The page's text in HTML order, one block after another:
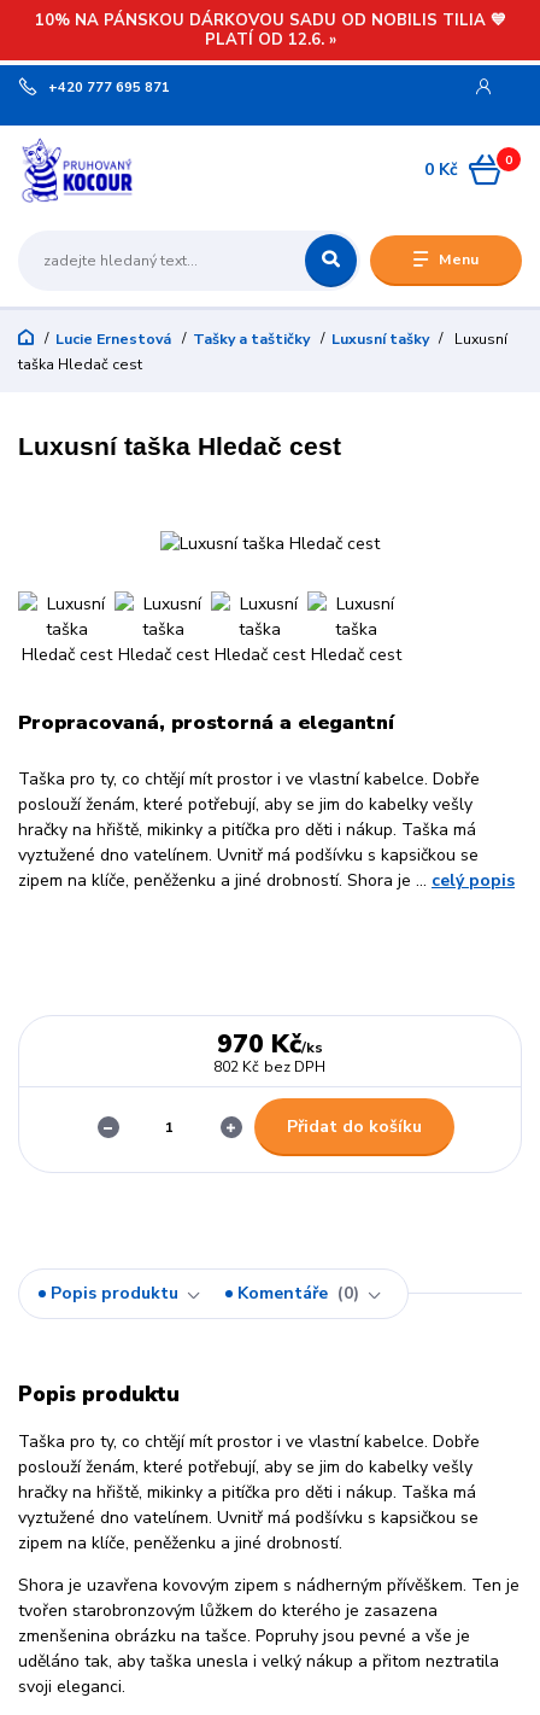
10% NA PÁNSKOU DÁRKOVOU SADU OD NOBILIS TILIA 💙
PLATÍ OD 12.6. »
Menu
+420 777 695 871
0
0 Kč
Lucie Ernestová Tašky a taštičky Luxusní tašky
Luxusní
taška Hledač cest
Luxusní taška Hledač cest
Propracovaná, prostorná a elegantní
Taška pro ty, co chtějí mít prostor i ve vlastní kabelce. Dobře
poslouží ženám, které potřebují, aby se jim do kabelky vešly
hračky na hřiště, mikinky a pitíčka pro děti i nákup. Taška má
vyztužené dno vatelínem. Uvnitř má podšívku s kapsičkou se
zipem na klíče, peněženku a jiné drobností. Shora je ... celý popis
970 Kč/ks
802 Kč bez DPH
Přidat do košíku
Popis produktu Komentáře 0
Popis produktu
Taška pro ty, co chtějí mít prostor i ve vlastní kabelce. Dobře
poslouží ženám, které potřebují, aby se jim do kabelky vešly
hračky na hřiště, mikinky a pitíčka pro děti i nákup. Taška má
vyztužené dno vatelínem. Uvnitř má podšívku s kapsičkou se
zipem na klíče, peněženku a jiné drobností.
Shora je uzavřena kovovým zipem s nádherným přívěškem. Ten je
tvořen starobronzovým lůžkem do kterého je zasazena
zmenšenina obrázku na tašce. Popruhy jsou pevné a vše je
uděláno tak, aby taška unesla i velký nákup a přitom neztratila
svoji eleganci.